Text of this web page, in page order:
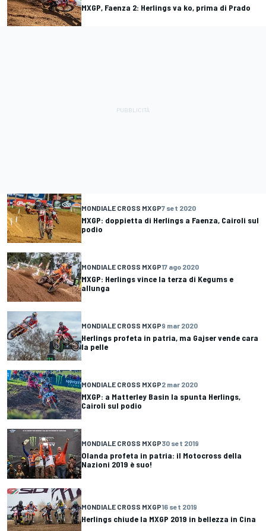
MXGP, Faenza 2: Herlings va ko, prima di Prado
MONDIALE CROSS MXGP7 set 2020
MXGP: doppietta di Herlings a Faenza, Cairoli sul
podio
MONDIALE CROSS MXGP17 ago 2020
MXGP: Herlings vince la terza di Kegums e
allunga
MONDIALE CROSS MXGP9 mar 2020
Herlings profeta in patria, ma Gajser vende cara
la pelle
MONDIALE CROSS MXGP2 mar 2020
MXGP: a Matterley Basin la spunta Herlings,
Cairoli sul podio
MONDIALE CROSS MXGP30 set 2019
Olanda profeta in patria: il Motocross della
Nazioni 2019 è suo!
MONDIALE CROSS MXGP16 set 2019
Herlings chiude la MXGP 2019 in bellezza in Cina